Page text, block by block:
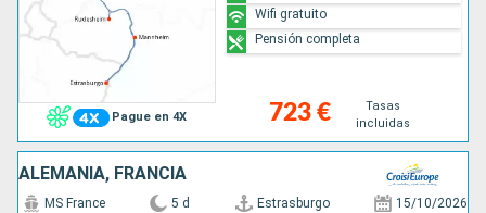
Pague en 4X 723 €
Tasas
incluidas
Wifi gratuito
Pensión completa
ALEMANIA, FRANCIA
MS France 5 d Estrasburgo 15/10/2026